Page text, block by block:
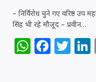
– निर्विरोध चुने गए वरिष्ठ उप
सिंह भी रहे मौजूद – प्रवीन…
W F T